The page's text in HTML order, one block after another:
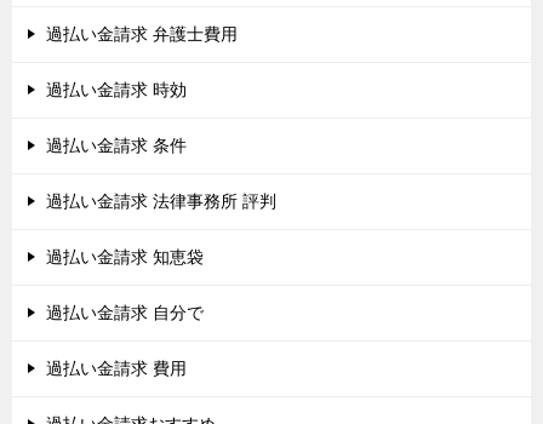
過払い金請求 弁護士費用
過払い金請求 時効
過払い金請求 条件
過払い金請求 法律事務所 評判
過払い金請求 知恵袋
過払い金請求 自分で
過払い金請求 費用